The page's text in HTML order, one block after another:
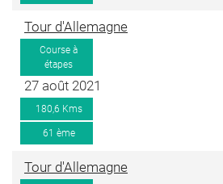
Tour d'Allemagne
Course à
étapes
27 août 2021
180,6 Kms
61 ème
Tour d'Allemagne